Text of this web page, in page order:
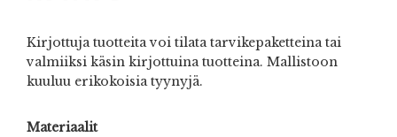
Kirjottuja tuotteita voi tilata tarvikepaketteina tai
valmiiksi käsin kirjottuina tuotteina. Mallistoon
kuuluu erikokoisia tyynyjä.
Materiaalit